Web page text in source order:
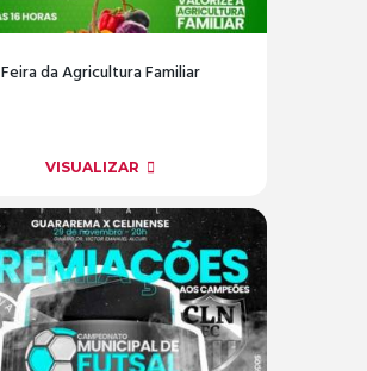
Feira da Agricultura Familiar
VISUALIZAR